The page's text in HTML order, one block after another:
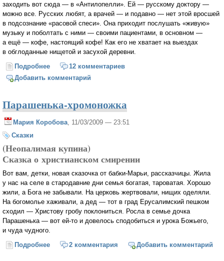
заходить вот сюда — в «Антилопелли». Ей — русскому доктору —
можно все. Русских любят, а врачей — и подавно — нет этой вросшей
в подсознание «расовой спеси». Она приходит послушать «живую»
музыку и поболтать с ними — своими пациентами, в основном —
а ещё — кофе, настоящий кофе! Как его не хватает на выездах
в обглоданные нищетой и засухой деревни.
Подробнее о Анаимбвана, дочь Белого Бога
12 комментариев
Добавить комментарий
Парашенька-хромоножка
Мария Коробова , 11/03/2009 — 23:51
Сказки
(Неопалимая купина)
Сказка о христианском смирении
Вот вам, детки, новая сказочка от бабки-Марьи, рассказчицы. Жила
у нас на селе в стародавние дни семья богатая, тароватая. Хорошо
жили, а Бога не забывали. На церковь жертвовали, нищих оделяли.
На богомолье хаживали, а дед — тот в град Ерусалимский пешком
сходил — Христову гробу поклониться. Росла в семье дочка
Парашенька — вот ей-то и довелось сподобиться и урока Божьего,
и чуда чудного.
Подробнее о Парашенька-хромоножка
2 комментария Добавить комментарий